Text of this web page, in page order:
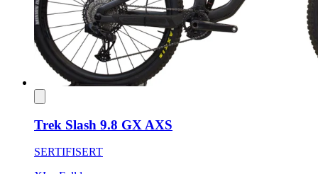
Trek Slash 9.8 GX AXS
SERTIFISERT